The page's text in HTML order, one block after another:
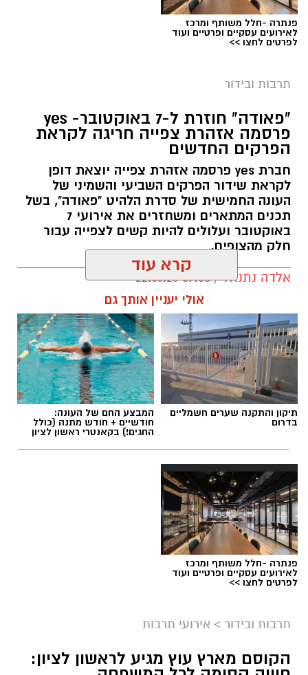
פנתרה -חלל משותף ומרכז
לאירועים עסקיים ופרטיים ועוד
לפרטים לחצו >>
תרבות ובידור
"פאודה" חוזרת ל-7 באוקטובר- yes
פרסמה אזהרת צפייה חריגה לקראת
הפרקים החדשים
חברת yes פרסמה אזהרת צפייה יוצאת דופן
לקראת שידור הפרקים השביעי והשמיני של
העונה החמישית של סדרת הלהיט "פאודה", בשל
תכנים המתארים ומשחזרים את אירועי 7
באוקטובר ועלולים להיות קשים לצפייה עבור
חלק מהצופים.
אלדה נתנאל / 09:58 22.06.26
פאודה" חוזרת ל-7 באוקטובר: yes
ליאור רז
על פי הודעת החברה, שני הפרקים שישודרו היום
(שני) מתמקדים באירועי הטבח וביום שבו פרצה
עליהם מבלי לפגוע בהבנת המשך העלילה.
קרא עוד
אולי יעניין אותך גם
תיקון והתקנה שערים חשמליים
בדרום
המבצע החם של העונה:
חודשיים + חודש מתנה (כולל
החגים!) בקאנטרי ראשון לציון
פנתרה -חלל משותף ומרכז
לאירועים עסקיים ופרטיים ועוד
לפרטים לחצו >>
תרבות ובידור > אירועי תרבות
הקוסם מארץ עוץ מגיע לראשון לציון: